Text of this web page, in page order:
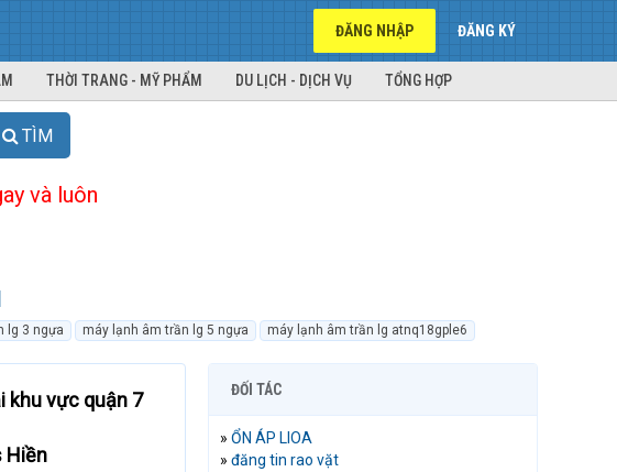
ĐĂNG NHẬP ĐĂNG KÝ
THỜI TRANG - MỸ PHẨM DU LỊCH - DỊCH VỤ TỔNG HỢP
TÌM
và luôn
lg 3 ngựa máy lạnh âm trần lg 5 ngựa máy lạnh âm trần lg atnq18gple6
khu vực quận 7
Hiền
ĐỐI TÁC
» ỔN ÁP LIOA
» đăng tin rao vặt